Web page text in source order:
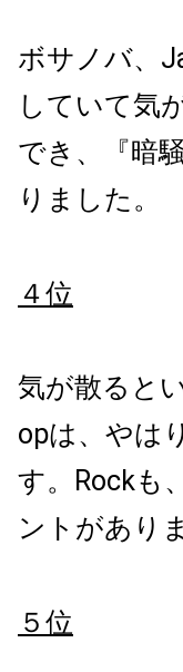
ボサノバ、
していて気
でき、『暗
りました。
４位
気が散ると
opは、やは
す。Rockも
ントがあり
５位